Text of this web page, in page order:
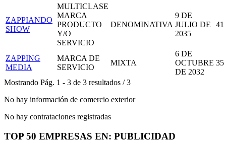
ZAPPIANDO
SHOW
MULTICLASE
MARCA
PRODUCTO
Y/O
SERVICIO
DENOMINATIVA
9 DE
JULIO DE
2035
41
ZAPPING
MEDIA
MARCA DE
SERVICIO
MIXTA
6 DE
OCTUBRE
DE 2032
35
Mostrando Pág. 1 - 3 de 3 resultados /3
No hay información de comercio exterior
No hay contrataciones registradas
TOP 50 EMPRESAS EN: PUBLICIDAD